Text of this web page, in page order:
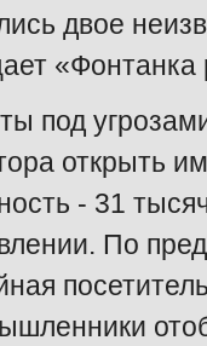
двое
«Фонтанка
под
открыть
- 31
По